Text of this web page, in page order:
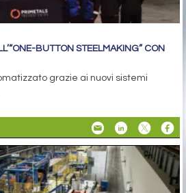
BUTTON STEELMAKING” CON
grazie ai nuovi sistemi